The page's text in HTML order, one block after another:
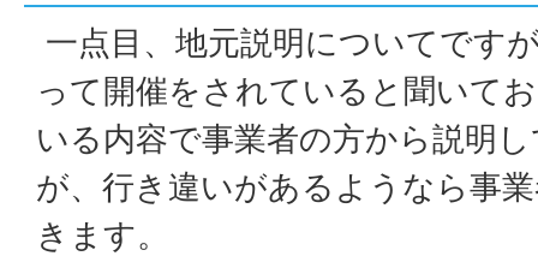
一点目、地元説明についてです
って開催をされていると聞いて
いる内容で事業者の方から説明
が、行き違いがあるようなら事
きます。